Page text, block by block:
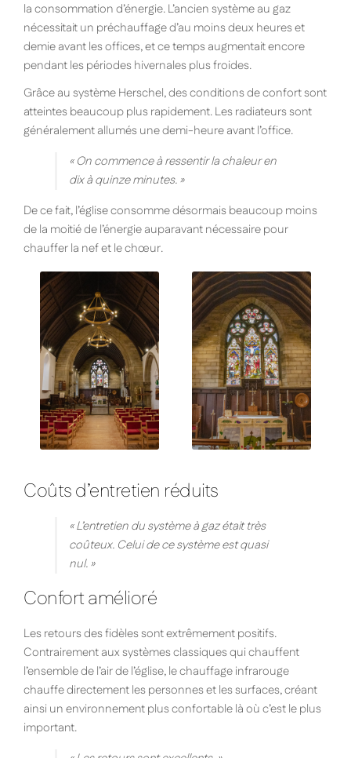
la consommation d’énergie. L’ancien système au gaz
nécessitait un préchauffage d’au moins deux heures et
demie avant les offices, et ce temps augmentait encore
pendant les périodes hivernales plus froides.
Grâce au système Herschel, des conditions de confort sont
atteintes beaucoup plus rapidement. Les radiateurs sont
généralement allumés une demi-heure avant l’office.
« On commence à ressentir la chaleur en
dix à quinze minutes. »
De ce fait, l’église consomme désormais beaucoup moins
de la moitié de l’énergie auparavant nécessaire pour
chauffer la nef et le chœur.
Coûts d’entretien réduits
« L’entretien du système à gaz était très
coûteux. Celui de ce système est quasi
nul. »
Confort amélioré
Les retours des fidèles sont extrêmement positifs.
Contrairement aux systèmes classiques qui chauffent
l’ensemble de l’air de l’église, le chauffage infrarouge
chauffe directement les personnes et les surfaces, créant
ainsi un environnement plus confortable là où c’est le plus
important.